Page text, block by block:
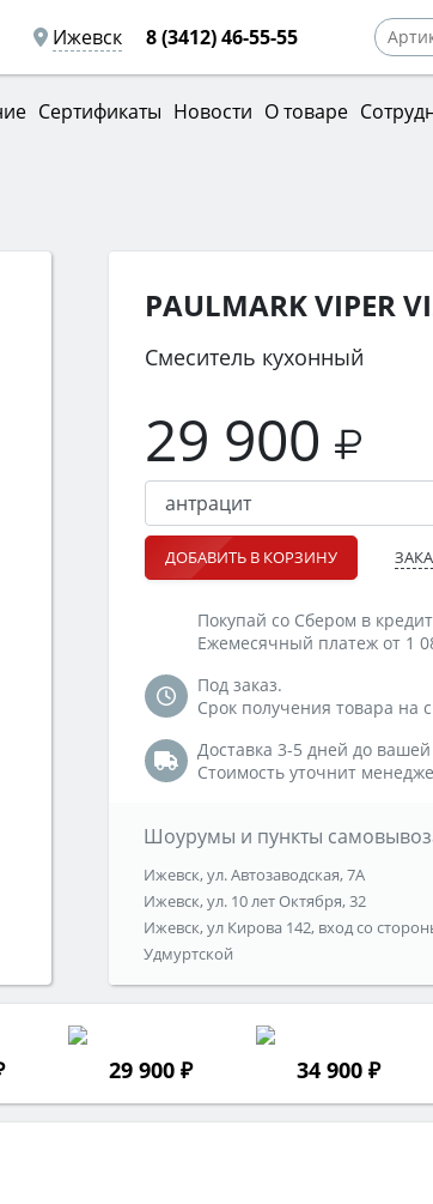
Ижевск 8 (3412) 46-55-55
Сертификаты Новости О товаре
29 900 ₽ 34 900 ₽
PAULMARK VIPER
Смеситель кухонный
29 900
ДОБАВИТЬ В КОРЗИНУ
Покупай со Сбером в
Ежемесячный платеж от 1
Под заказ.
Срок получения товара на
Доставка 3-5 дней до
Стоимость уточнит
Шоурумы и пункты
Ижевск, ул. Автозаводская, 7А
Ижевск, ул. 10 лет Октября, 32
Ижевск, ул Кирова 142, вход со
Удмуртской